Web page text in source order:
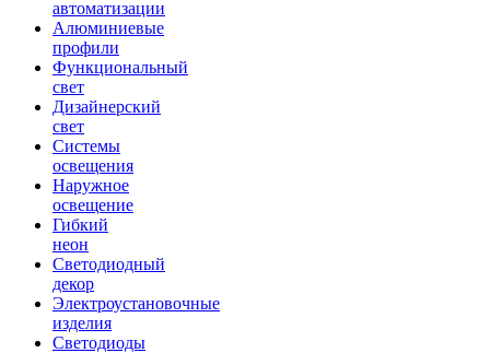
автоматизации
Алюминиевые
профили
Функциональный
свет
Дизайнерский
свет
Системы
освещения
Наружное
освещение
Гибкий
неон
Светодиодный
декор
Электроустановочные
изделия
Светодиоды